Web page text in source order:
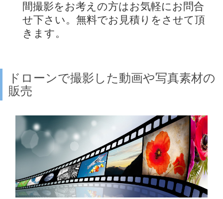
間撮影をお考えの方はお気軽にお問合
せ下さい。無料でお見積りをさせて頂
きます。
ドローンで撮影した動画や写真素材の
販売